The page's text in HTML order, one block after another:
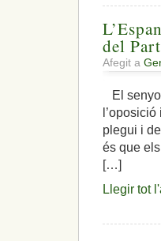
del
Afegit a
El
plegui i
és que
[…]
Llegir tot